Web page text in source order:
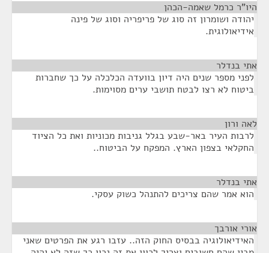
היו"ר כרמל שאמה-הכהן
יהודה ושומרון זה סוג של פריפריה וסוג של פינה
אידיאולוגית.
אתי בנדלר
לפני מספר שנים היה דיון בוועדה הכלכלה על כך שחברות
ביטוח לא רצו לבטח תושבי ערים מסוימות.
לאה ורון
לרבות העיר באר-שבע בגלל גניבות מכוניות ואת כל הציוד
החקלאי בצפון הארץ. המפקח על הביטוח..
אתי בנדלר
הוא אמר שהם צריכים להתנהל כשוק עסקי.
אורי אורבך
האידיאולוגיה בבסיס החוק הזה.. עזבו רגע את הפרטים שאני